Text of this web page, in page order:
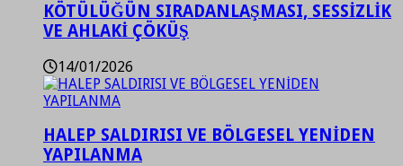
KÖTÜLÜĞÜN SIRADANLAŞMASI, SESSİZLİK
VE AHLAKİ ÇÖKÜŞ
14/01/2026
HALEP SALDIRISI VE BÖLGESEL YENİDEN
YAPILANMA